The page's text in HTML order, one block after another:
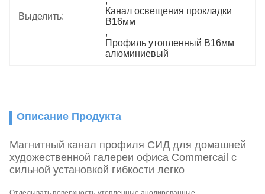
Выделить:
Канал освещения прокладки
В16мм
,
Профиль утопленный В16мм
алюминиевый
Описание Продукта
Магнитный канал профиля СИД для домашней
художественной галереи офиса Commercail с
сильной установкой гибкости легко